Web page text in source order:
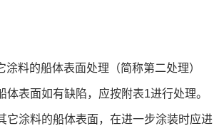
涂料的船体表面处理（简称第二处理）
体表面如有缺陷，应按附表1进行处理。
它涂料的船体表面，在进一步涂装时应进